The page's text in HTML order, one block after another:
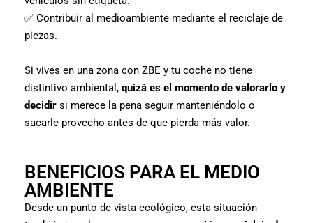
✅ Contribuir al medioambiente mediante el reciclaje de
piezas.
Si vives en una zona con ZBE y tu coche no tiene
distintivo ambiental, quizá es el momento de valorarlo y
decidir si merece la pena seguir manteniéndolo o
sacarle provecho antes de que pierda más valor.
BENEFICIOS PARA EL MEDIO
AMBIENTE
Desde un punto de vista ecológico, esta situación